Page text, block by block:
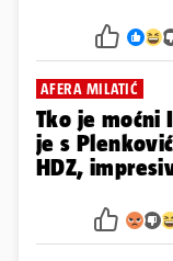
AFERA MILATIĆ
Tko je moćni
je s
HDZ,